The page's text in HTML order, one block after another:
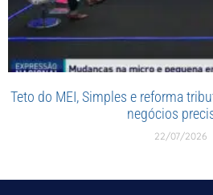
Teto do MEI, Simples e reforma
negócios
22/07/2026